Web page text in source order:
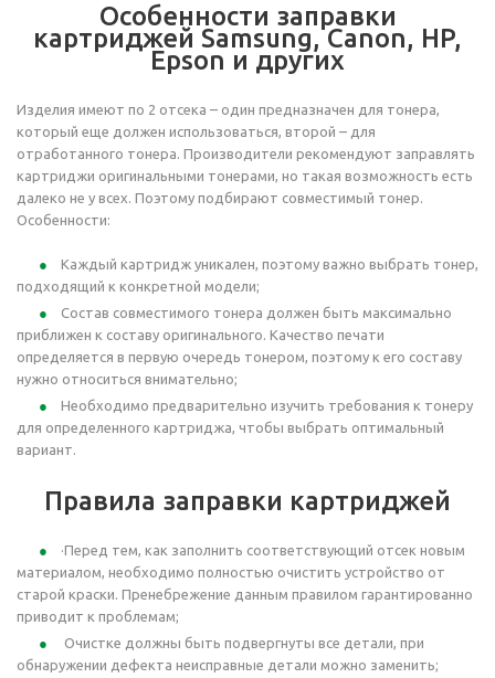
Особенности заправки
картриджей Samsung, Canon, HP,
Epson и других
Изделия имеют по 2 отсека – один предназначен для тонера,
который еще должен использоваться, второй – для
отработанного тонера. Производители рекомендуют заправлять
картриджи оригинальными тонерами, но такая возможность есть
далеко не у всех. Поэтому подбирают совместимый тонер.
Особенности:
Каждый картридж уникален, поэтому важно выбрать тонер,
подходящий к конкретной модели;
Состав совместимого тонера должен быть максимально
приближен к составу оригинального. Качество печати
определяется в первую очередь тонером, поэтому к его составу
нужно относиться внимательно;
Необходимо предварительно изучить требования к тонеру
для определенного картриджа, чтобы выбрать оптимальный
вариант.
Правила заправки картриджей
·Перед тем, как заполнить соответствующий отсек новым
материалом, необходимо полностью очистить устройство от
старой краски. Пренебрежение данным правилом гарантированно
приводит к проблемам;
Очистке должны быть подвергнуты все детали, при
обнаружении дефекта неисправные детали можно заменить;